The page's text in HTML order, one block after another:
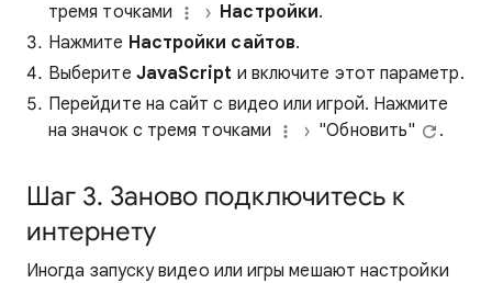
тремя точками
Настройки.
Нажмите Настройки сайтов.
Выберите JavaScript и включите этот параметр.
Перейдите на сайт с видео или игрой. Нажмите
на значок с тремя точками
"Обновить" .
Шаг 3. Заново подключитесь к
интернету
Иногда запуску видео или игры мешают настройки